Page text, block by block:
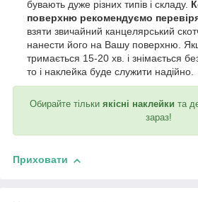
бувають дуже різних типів і складу.
поверхню рекомендуємо
взяти звичайний канцелярський
нанести його на Вашу поверхню.
тримається 15-20 хв. і знімається
то і наклейка буде служити надійно.
Обирайте тільки якісні наклейки та
зараз!
Приховати